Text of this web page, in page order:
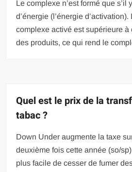
Le complexe n’est formé que s’il
d’énergie (l’énergie d’activation).
complexe activé est supérieure à
des produits, ce qui rend le
Quel est le prix de la
tabac ?
Down Under augmente la taxe
deuxième fois cette année (so/
plus facile de cesser de fumer